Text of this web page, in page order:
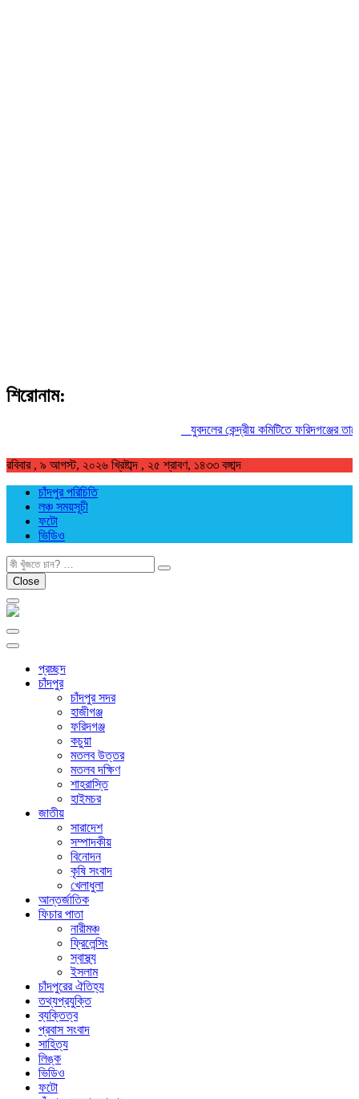
শিরোনাম:
যুবদলের কেন্দ্রীয় কমিটিতে ফরিদগঞ্জের
রবিবার , ৯ আগস্ট, ২০২৬ খ্রিষ্টাব্দ , ২৫ শ্রাবণ, ১৪৩৩ বঙ্গাব্দ
চাঁদপুর পরিচিতি
লঞ্চ সময়সূচী
ফটো
ভিডিও
খুজুন
Close
প্রচ্ছদ
চাঁদপুর
চাঁদপুর সদর
হাজীগঞ্জ
ফরিদগঞ্জ
কচুয়া
মতলব উত্তর
মতলব দক্ষিণ
শাহরাস্তি
হাইমচর
জাতীয়
সারাদেশ
সম্পাদকীয়
বিনোদন
কৃষি সংবাদ
খেলাধুলা
আন্তর্জাতিক
ফিচার পাতা
নারীমঞ্চ
ফ্রিলেন্সিং
স্বাস্থ্য
ইসলাম
চাঁদপুরের ঐতিহ্য
তথ্যপ্রযুক্তি
ব্যক্তিত্ব
প্রবাস সংবাদ
সাহিত্য
লিঙ্ক
ভিডিও
ফটো